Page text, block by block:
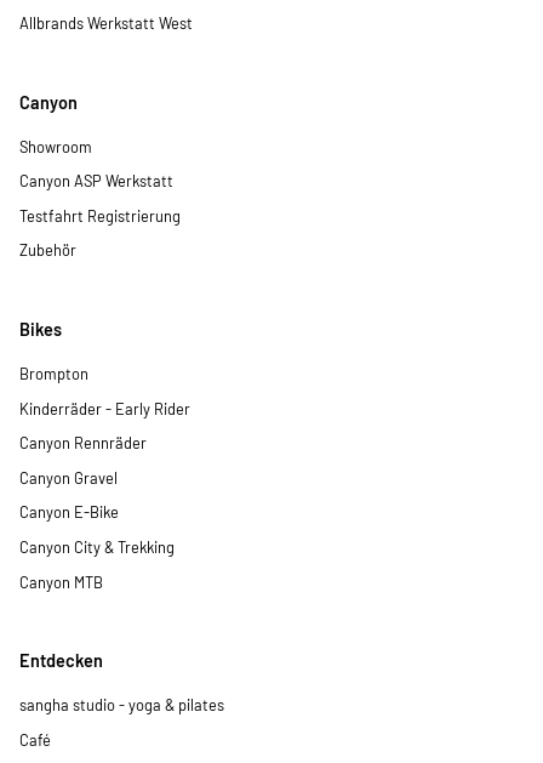
Allbrands Werkstatt West
Canyon
Showroom
Canyon ASP Werkstatt
Testfahrt Registrierung
Zubehör
Bikes
Brompton
Kinderräder - Early Rider
Canyon Rennräder
Canyon Gravel
Canyon E-Bike
Canyon City & Trekking
Canyon MTB
Entdecken
sangha studio - yoga & pilates
Café